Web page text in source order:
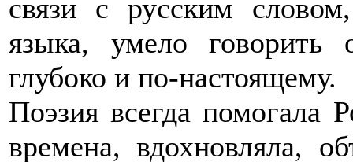
связи с русским
языка, умело
глубоко и по-настоящему.
Поэзия всегда помогала
времена, вдохновляла,